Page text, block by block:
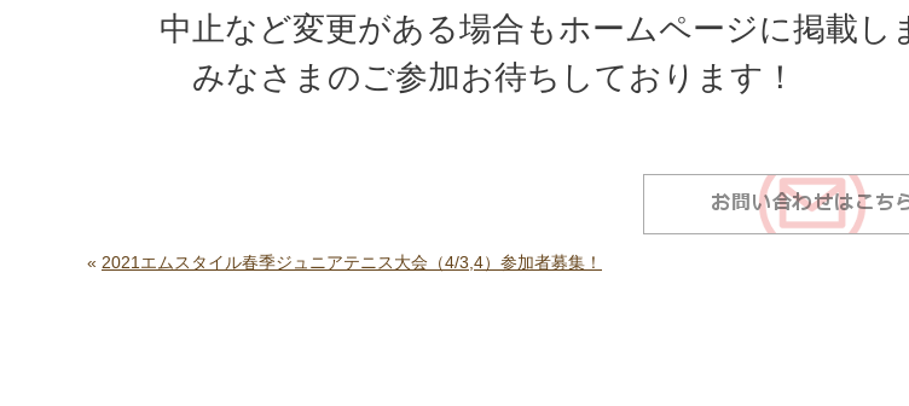
中止など変更がある場合もホームページに掲載し
みなさまのご参加お待ちしております！
« 2021エムスタイル春季ジュニアテニス大会（4/3,4）参加者募集！